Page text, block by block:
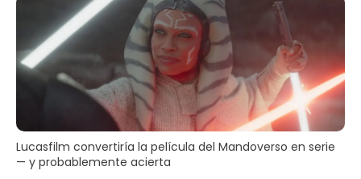
Lucasfilm convertiría la película del Mandoverso en serie
— y probablemente acierta